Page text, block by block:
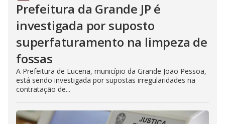
Prefeitura da Grande JP é
investigada por suposto
superfaturamento na limpeza de
fossas
A Prefeitura de Lucena, município da Grande João Pessoa,
está sendo investigada por supostas irregularidades na
contratação de...